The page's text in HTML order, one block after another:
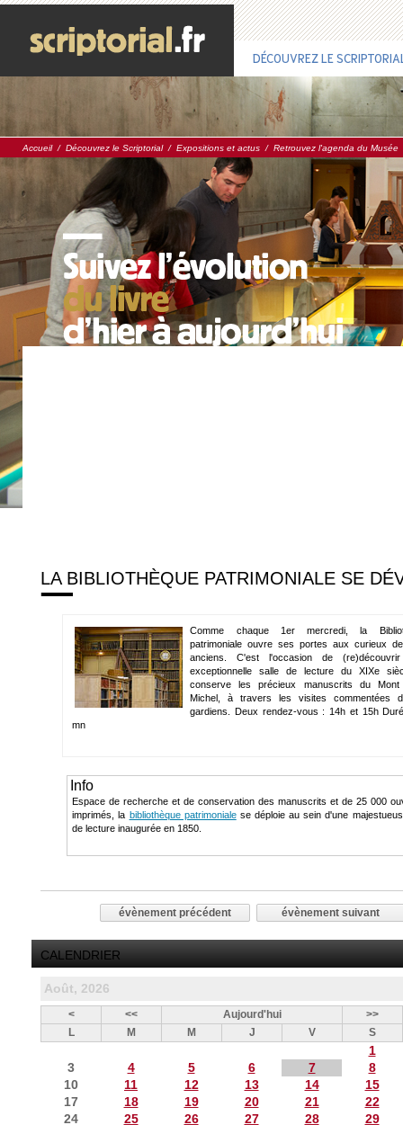
DÉCOUVREZ LE
Accueil/ Découvrez le Scriptorial/ Expositions et actus / Retrouvez l'agenda du Musée
LA BIBLIOTHÈQUE PATRIMONIALE SE
Comme chaque 1er mercredi, la
patrimoniale ouvre ses portes aux curieux
anciens. C'est l'occasion de
exceptionnelle salle de lecture du XIXe
conserve les précieux manuscrits du Mont
Michel, à travers les visites commentées
gardiens. Deux rendez-vous : 14h et 15h
mn
Info
Espace de recherche et de conservation des manuscrits et de 25 000
imprimés, la bibliothèque patrimonialese déploie au sein d'une
de lecture inaugurée en 1850.
évènement précédent évènement suivant
CALENDRIER
Août, 2026
< << Aujourd'hui
>>
L
M M J V S
1
3
4 5 6 7
8
10
11 12 13 14
15
17
18 19 20 21
22
24
25 26 27 28
29